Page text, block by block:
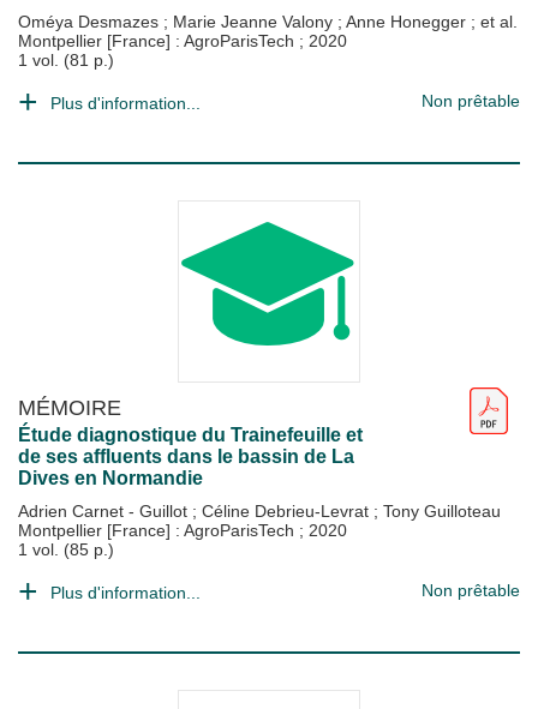
Oméya Desmazes ; Marie Jeanne Valony ; Anne Honegger ; et al.
Montpellier [France] : AgroParisTech ; 2020
1 vol. (81 p.)
Plus d'information... Non prêtable
MÉMOIRE
Étude diagnostique du Trainefeuille et
de ses affluents dans le bassin de La
Dives en Normandie
Adrien Carnet - Guillot ; Céline Debrieu-Levrat ; Tony Guilloteau
Montpellier [France] : AgroParisTech ; 2020
1 vol. (85 p.)
Plus d'information... Non prêtable